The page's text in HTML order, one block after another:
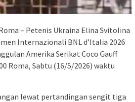
– Petenis Ukraina Elina Svitolina
Internazionali BNL d’Italia 2026
Amerika Serikat Coco Gauff
Roma, Sabtu (16/5/2026) waktu
lewat pertandingan sengit tiga